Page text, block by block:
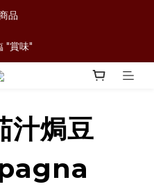
品
"賞味"
汁焗豆